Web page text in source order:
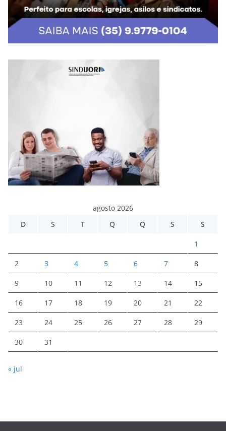
agosto 2026
D
S T Q Q S S
1
2 3 4 5 6 7 8
9 10 11 12 13 14 15
16 17 18 19 20 21 22
23 24 25 26 27 28 29
30 31
« jul